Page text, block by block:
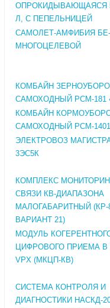
ОПРОКИДЫВАЮЩАЯСЯ
Л, С ПЕПЕЛЬНИЦЕЙ
САМОЛЕТ-АМФИБИЯ БЕ-
МНОГОЦЕЛЕВОЙ
КОМБАЙН
САМОХОДНЫЙ РСМ-181
КОМБАЙН
САМОХОДНЫЙ РСМ-1401
ЭЛЕКТРОВОЗ
3ЭС5К
КОМПЛЕКС
СВЯЗИ КВ-ДИАПАЗОНА
МАЛОГАБАРИТНЫЙ (КР-
ВАРИАНТ 21)
МОДУЛЬ
ЦИФРОВОГО ПРИЕМА
VPX (МКЦП-КВ)
СИСТЕМА КОНТРОЛЯ И
ДИАГНОСТИКИ НАСКД-